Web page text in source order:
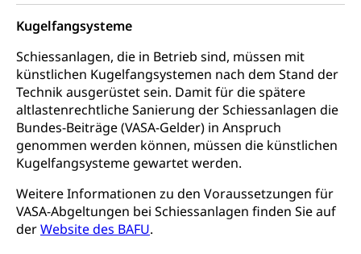
Kugelfangsysteme
Schiessanlagen, die in Betrieb sind, müssen mit
künstlichen Kugelfangsystemen nach dem Stand der
Technik ausgerüstet sein. Damit für die spätere
altlastenrechtliche Sanierung der Schiessanlagen die
Bundes-Beiträge (VASA-Gelder) in Anspruch
genommen werden können, müssen die künstlichen
Kugelfangsysteme gewartet werden.
Weitere Informationen zu den Voraussetzungen für
VASA-Abgeltungen bei Schiessanlagen finden Sie auf
derWebsite des BAFU.
Vorratshaltung, Vorrat
Waffenerwerbsschein, Waffenschein, Waffenbüro,
Waffentragen, Selbstverteidigung
Waffen, Sprengstoffe und Pyrotechnik
Zivildienst
Militärdienst
Erwerbsausfallentschädigung (WAS Luzern)
Zivilschutz
Schutzdienstpflicht, Schutzraum,
Schutzraumbaupflicht